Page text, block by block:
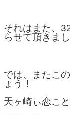
それはまた、
らせて頂きま
では、またこ
ょう！
天ヶ崎ぃ恋こ